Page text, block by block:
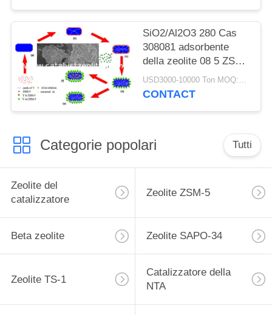
SiO2/Al2O3 280 Cas
308081 adsorbente
della zeolite 08 5 ZSM-
5
USD3000-10000 Ton MOQ:1 chilogrammo
CONTACT
Categorie popolari Tutti
Zeolite del
catalizzatore
Zeolite ZSM-5
Beta zeolite Zeolite SAPO-34
Zeolite TS-1
Catalizzatore della
NTA